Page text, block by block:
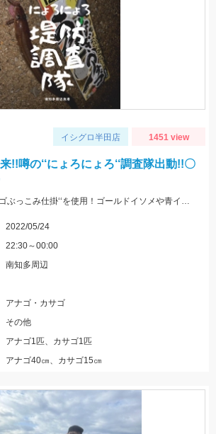
イシグロ半田店 1451 view
!!噂の‘‘にょろにょろ‘‘調査隊出動!!〇
仕掛けは、‘‘うなぎアナゴぶっこみ仕掛‘‘を使用！ゴールドイソメや青イソメの房掛けがオススメ‼
2022/05/24
22:30～00:00
南知多周辺
アナゴ・カサゴ
その他
アナゴ1匹、カサゴ1匹
アナゴ40㎝、カサゴ15㎝